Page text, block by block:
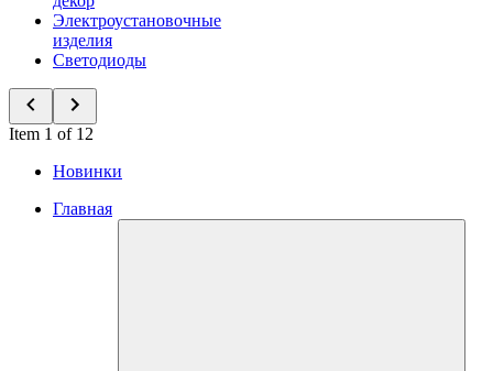
Электроустановочные
изделия
Светодиоды
Item 1 of 12
Новинки
Главная